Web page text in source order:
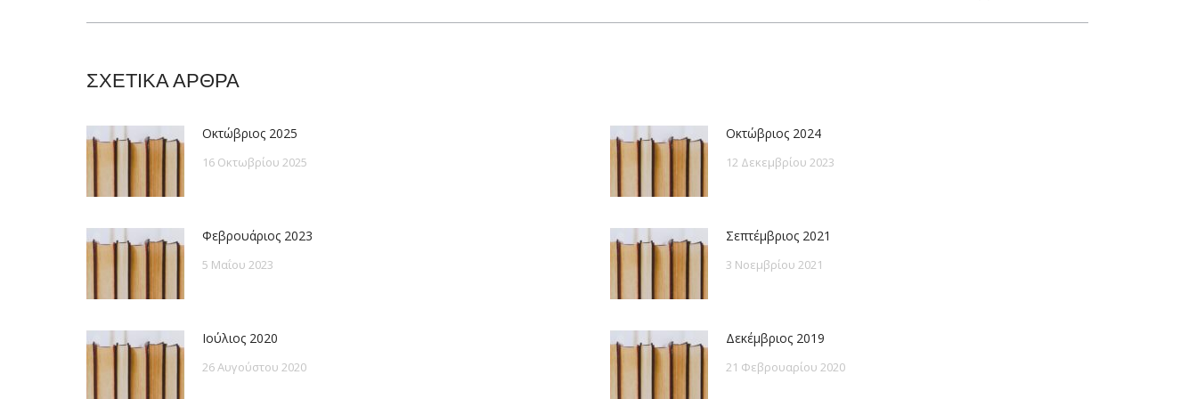
ΣΧΕΤΙΚΑ ΑΡΘΡΑ
Οκτώβριος 2025
16 Οκτωβρίου 2025
Οκτώβριος 2024
12 Δεκεμβρίου 2023
Φεβρουάριος 2023
5 Μαΐου 2023
Σεπτέμβριος 2021
3 Νοεμβρίου 2021
Ιούλιος 2020
26 Αυγούστου 2020
Δεκέμβριος 2019
21 Φεβρουαρίου 2020